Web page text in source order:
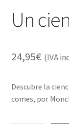
Un
24,95€ (IVA
Descubre la
comes, por